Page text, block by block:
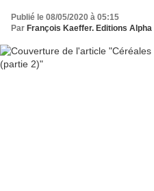
Publié le 08/05/2020 à 05:15
Par François Kaeffer. Editions Alpha